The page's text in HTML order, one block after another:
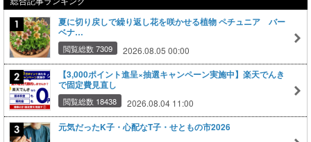
夏に切り戻しで繰り返し花を咲かせる植物 ペチュニア バー
ベナ…
閲覧総数 7309 2026.08.05 00:00
【3,000ポイント進呈×抽選キャンペーン実施中】楽天でんき
で固定費見直し
閲覧総数 18438 2026.08.04 11:00
元気だったK子・心配なT子・せともの市2026